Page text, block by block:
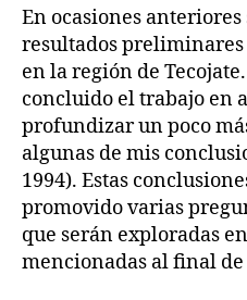
En ocasiones
resultados
en la región de
concluido el trabajo en
profundizar un poco
algunas de mis
1994). Estas
promovido varias
que serán exploradas
mencionadas al final de